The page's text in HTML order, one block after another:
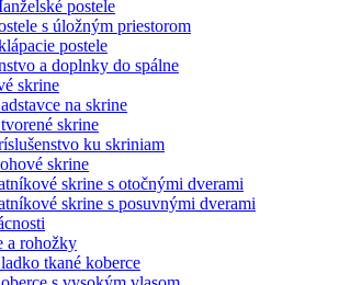
postele
s úložným priestorom
postele
a doplnky do spálne
skrine
na skrine
skrine
ku skriniam
skrine
skrine s otočnými dverami
skrine s posuvnými dverami
a rohožky
tkané koberce